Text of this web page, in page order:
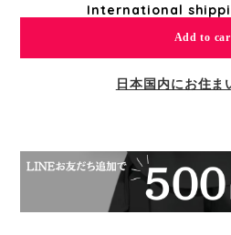
International
Add to
日本国内にお住ま